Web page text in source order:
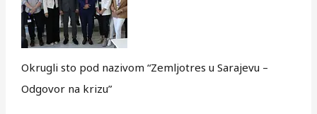
Okrugli sto pod nazivom “Zemljotres u Sarajevu –
Odgovor na krizu”